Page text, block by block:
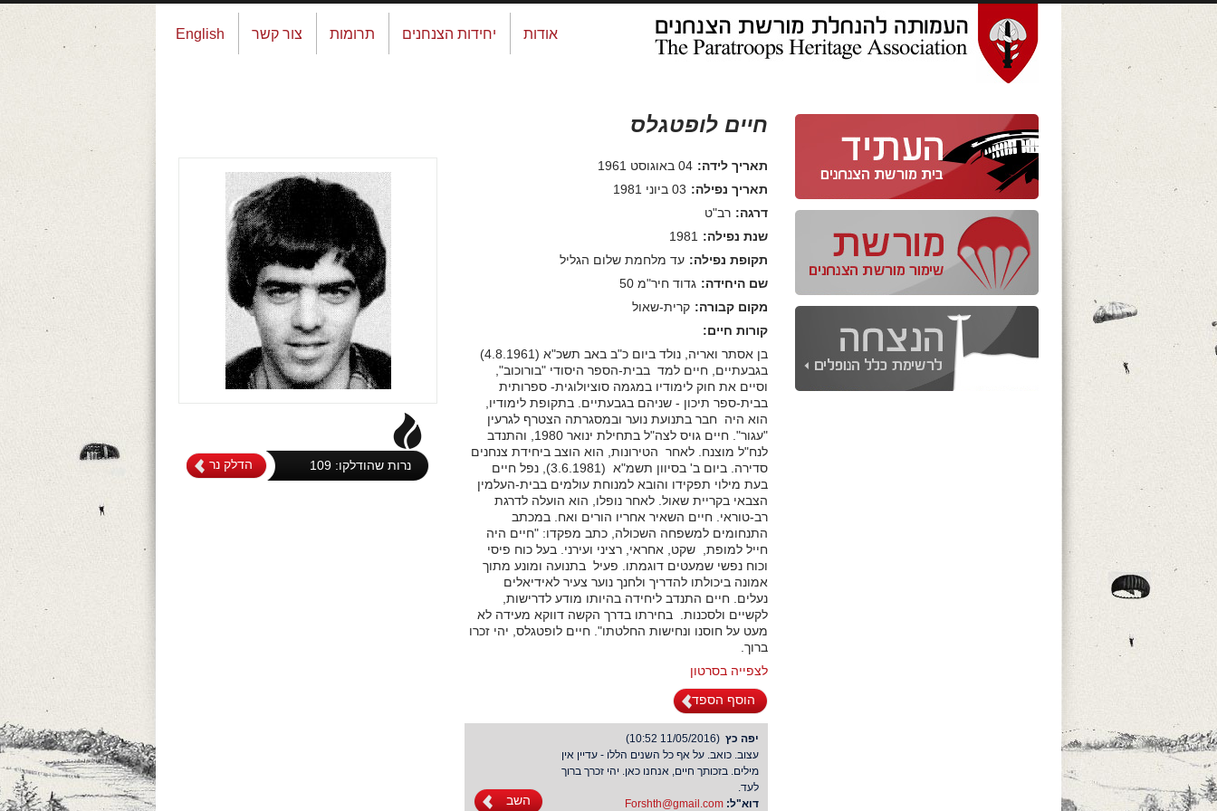
אודות יחידות הצנחנים תרומות צור קשר English
חיים לופטגלס
תאריך לידה: 04 באוגוסט 1961
תאריך נפילה: 03 ביוני 1981
דרגה: רב"ט
שנת נפילה: 1981
תקופת נפילה: עד מלחמת שלום הגליל
שם היחידה: גדוד חיר"מ 50
מקום קבורה: קרית-שאול
קורות חיים:
בן אסתר ואריה, נולד ביום כ"ב באב תשכ"א (4.8.1961)
בגבעתיים, חיים למד ‏ בבית-הספר היסודי "בורוכוב",
וסיים את חוק לימודיו במגמה סוציולוגית-‏ ספרותית
בבית-ספר תיכון - שניהם בגבעתיים. בתקופת לימודיו,
הוא היה ‏ חבר בתנועת נוער ובמסגרתה הצטרף לגרעין
"עגור".‏ חיים גויס לצה"ל בתחילת ינואר 1980, והתנדב
לנח"ל מוצנח. לאחר ‏ הטירונות, הוא הוצב ביחידת צנחנים
סדירה. ביום ב' בסיוון תשמ"א ‏ ‏(3.6.1981), נפל חיים
בעת מילוי תפקידו והובא למנוחת עולמים בבית-העלמין ‏
הצבאי בקריית שאול. לאחר נופלו, הוא הועלה לדרגת
רב-טוראי.‏ חיים השאיר אחריו הורים ואח.‏ במכתב
התנחומים למשפחה השכולה, כתב מפקדו: "חיים היה
חייל למופת, ‏ שקט, אחראי, רציני ועירני. בעל כוח פיסי
וכוח נפשי שמעטים דוגמתו. פעיל ‏ בתנועה ומונע מתוך
אמונה ביכולתו להדריך ולחנך נוער צעיר לאידיאלים ‏
נעלים. חיים התנדב ליחידה בהיותו מודע לדרישות,
לקשיים ולסכנות. ‏ בחירתו בדרך הקשה דווקא מעידה לא
מעט על חוסנו ונחישות החלטתו".‏ חיים לופטגלס, יהי זכרו
ברוך.‏
לצפייה בסרטון
נרות שהודלקו: 109 הדלק נר
הוסף הספד
יפה כץ (11/05/2016 10:52)
עצוב. כואב. על אף כל השנים הללו - עדיין אין
מילים. בזכותך חיים, אנחנו כאן. יהי זכרך ברוך
לעד.
דוא"ל: Forshth@gmail.com השב